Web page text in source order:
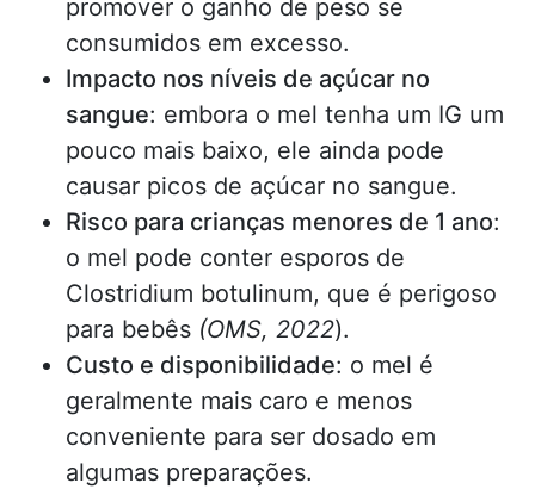
promover o ganho de peso se
consumidos em excesso.
Impacto nos níveis de açúcar no
sangue: embora o mel tenha um IG um
pouco mais baixo, ele ainda pode
causar picos de açúcar no sangue.
Risco para crianças menores de 1 ano:
o mel pode conter esporos de
Clostridium botulinum, que é perigoso
para bebês (OMS, 2022).
Custo e disponibilidade: o mel é
geralmente mais caro e menos
conveniente para ser dosado em
algumas preparações.